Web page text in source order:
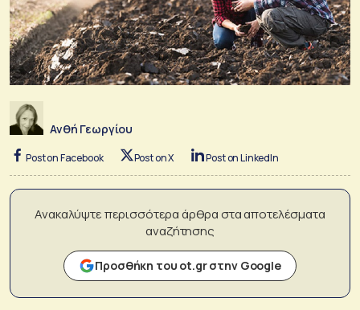
Ανθή Γεωργίου
Post on Facebook Post on X Post on LinkedIn
Ανακαλύψτε περισσότερα άρθρα στα αποτελέσματα
αναζήτησης
Προσθήκη του ot.gr στην Google